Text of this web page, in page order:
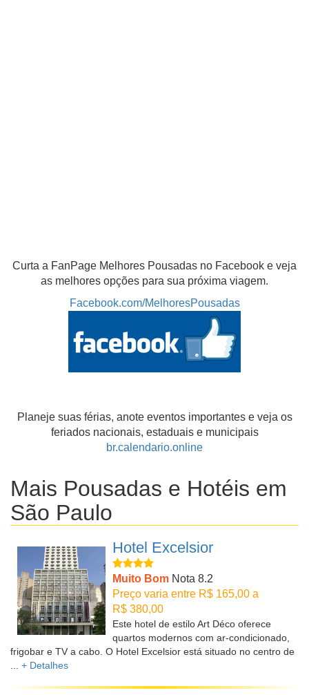
Curta a FanPage Melhores Pousadas no Facebook e veja
as melhores opções para sua próxima viagem.
Facebook.com/MelhoresPousadas
Planeje suas férias, anote eventos importantes e veja os
feriados nacionais, estaduais e municipais
br.calendario.online
Mais Pousadas e Hotéis em
São Paulo
Hotel Excelsior
Muito Bom Nota 8.2
Preço varia entre R$ 165,00 a
R$ 380,00
Este hotel de estilo Art Déco oferece
quartos modernos com ar-condicionado,
frigobar e TV a cabo. O Hotel Excelsior está situado no centro de
+ Detalhes